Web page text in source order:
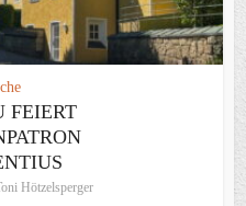
FEIERT
Hötzelsperger